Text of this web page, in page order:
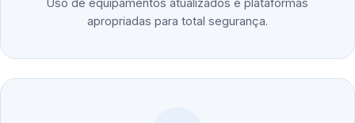
Uso de equipamentos atualizados e plataformas
apropriadas para total segurança.